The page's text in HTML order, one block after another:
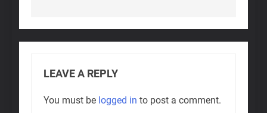
LEAVE A REPLY
You must be logged in to post a comment.